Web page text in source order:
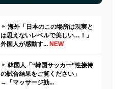
海外「日本のこの場所は現実と
は思えないレベルで美しい…！」
外国人が感動す... NEW
韓国人「“韓国サッカー”性接待
の試合結果をご覧ください」
→「マッサージ効...